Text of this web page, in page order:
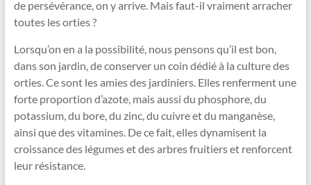
de persévérance, on y arrive. Mais faut-il vraiment arracher
toutes les orties ?
Lorsqu’on en a la possibilité, nous pensons qu’il est bon,
dans son jardin, de conserver un coin dédié à la culture des
orties. Ce sont les amies des jardiniers. Elles renferment une
forte proportion d’azote, mais aussi du phosphore, du
potassium, du bore, du zinc, du cuivre et du manganèse,
ainsi que des vitamines. De ce fait, elles dynamisent la
croissance des légumes et des arbres fruitiers et renforcent
leur résistance.